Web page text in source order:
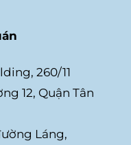
260/11
12, Quận Tân
Láng,